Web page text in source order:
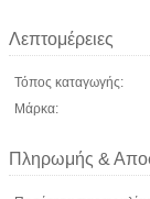
Λεπτομέρειες
Τόπος καταγωγής:
Μάρκα:
Πληρωμής &